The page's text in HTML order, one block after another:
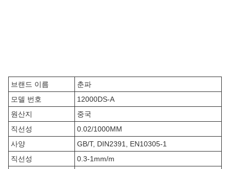
브랜드 이름
춘파
모델 번호
12000DS-A
원산지
중국
직선성
0.02/1000MM
사양
GB/T, DIN2391, EN10305-1
직선성
0.3-1mm/m